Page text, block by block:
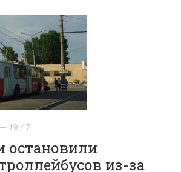
19:47
остановили
из-за